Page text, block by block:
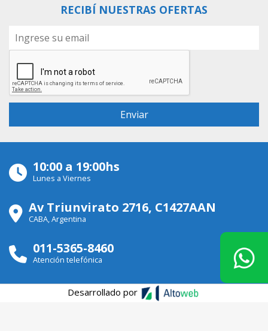
RECIBÍ NUESTRAS OFERTAS
10:00 a 19:00hs
Lunes a Viernes
Av Triunvirato 2716, C1427AAN
CABA, Argentina
011-5365-8460
Atención telefónica
Desarrollado por